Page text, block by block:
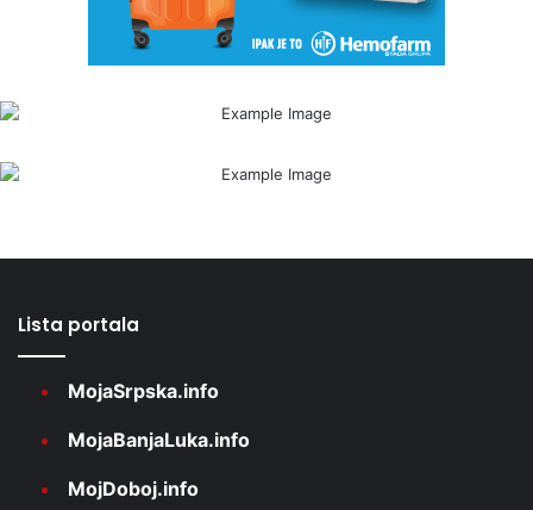
Lista portala
MojaSrpska.info
MojaBanjaLuka.info
MojDoboj.info